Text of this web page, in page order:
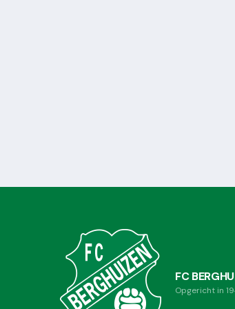
FC
Opgericht in